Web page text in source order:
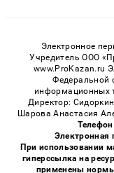
Электронное
Учредитель ООО
www.ProKazan.ru
Федеральной
информационных
Директор:
Шарова Анастасия
Электронная
При использовании
гиперссылка на
применены нормы